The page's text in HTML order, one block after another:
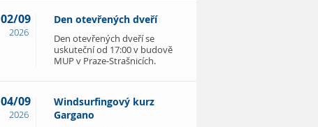
02/09
2026
Den otevřených dveří
Den otevřených dveří se
uskuteční od 17:00 v budově
MUP v Praze-Strašnicích.
04/09
2026
Windsurfingový kurz
Gargano